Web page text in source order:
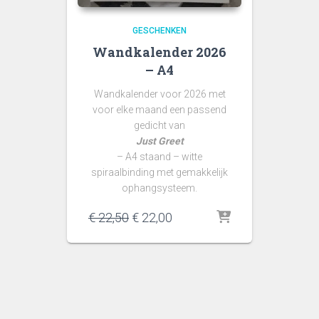
GESCHENKEN
Wandkalender 2026
– A4
Wandkalender voor 2026 met
voor elke maand een passend
gedicht van
Just Greet
– A4 staand – witte
spiraalbinding met gemakkelijk
ophangsysteem.
€22,50 Oorspronkelijke
was:
€ 22,00
is: